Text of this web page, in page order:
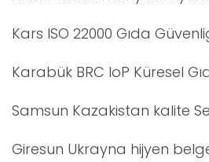
Kars ISO 22000 Gıda
Karabük BRC IoP Küresel
Samsun Kazakistan kalite
Giresun Ukrayna hijyen